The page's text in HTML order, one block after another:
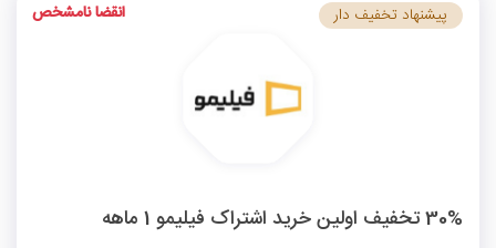
30% تخفیف اولین خرید اشتراک فیلیمو 1 ماهه
پیشنهاد تخفیف دار انقضا نامشخص